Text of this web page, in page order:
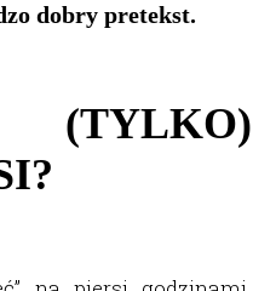
dobry pretekst.
(TYLKO)